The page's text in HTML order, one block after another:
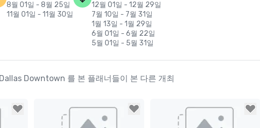
8월 01일 - 8월 25일
11월 01일 - 11월 30일
12월 01일 - 12월 29일
7월 10일 - 7월 31일
1월 13일 - 1월 29일
6월 01일 - 6월 22일
5월 01일 - 5월 31일
Downtown 를 본 플래너들이 본 다른 개최